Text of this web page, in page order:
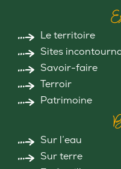
Le territoire
Sites
Savoir-faire
Terroir
Patrimoine
Sur l’eau
Sur terre